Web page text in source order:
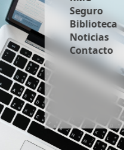
Seguro
Biblioteca
Noticias
Contacto